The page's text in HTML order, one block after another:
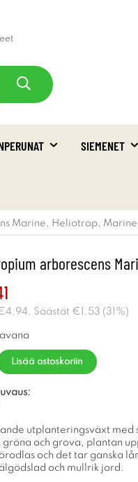
SIEMENET
Marine, Heliotrop, Marine
arborescens
. Säästät €1.53 ( 31 %)
Lisää ostoskoriin
utplanteringsväxt med
gröna och grova, plantan
och det tar ganska
och mullrik jord.